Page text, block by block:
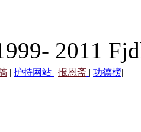
2011
| 护持网站 | 报恩斋 | 功德榜|